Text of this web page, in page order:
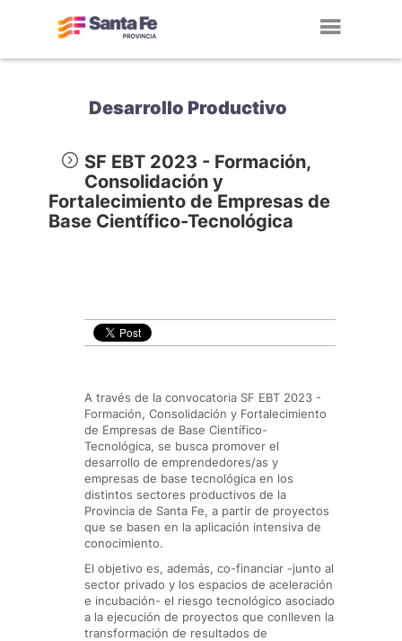
Desarrollo Productivo
SF EBT 2023 - Formación,
Consolidación y
Fortalecimiento de Empresas de
Base Científico-Tecnológica
A través de la convocatoria SF EBT 2023 -
Formación, Consolidación y Fortalecimiento
de Empresas de Base Científico-
Tecnológica, se busca promover el
desarrollo de emprendedores/as y
empresas de base tecnológica en los
distintos sectores productivos de la
Provincia de Santa Fe, a partir de proyectos
que se basen en la aplicación intensiva de
conocimiento.
El objetivo es, además, co-financiar -junto al
sector privado y los espacios de aceleración
e incubación- el riesgo tecnológico asociado
a la ejecución de proyectos que conlleven la
transformación de resultados de